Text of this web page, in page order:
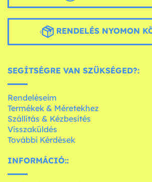
RENDELÉS NYOMON
SEGÍTSÉGRE VAN SZÜKSÉGED?:
Rendeléseim
Termékek & Méretekhez
Szállítás & Kézbesítés
Visszaküldés
További Kérdések
INFORMÁCIÓ::